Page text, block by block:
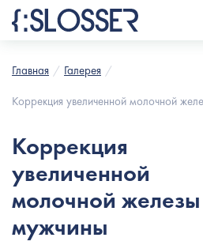
Главная
Галерея
Коррекция увеличенной молочной
Коррекция
увеличенной
молочной
мужчины